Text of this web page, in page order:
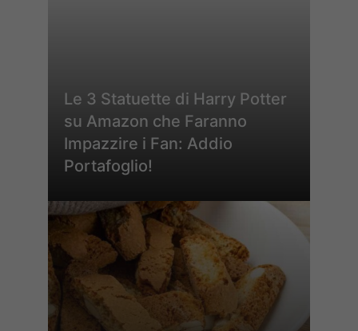
Le 3 Statuette di Harry Potter
su Amazon che Faranno
Impazzire i Fan: Addio
Portafoglio!